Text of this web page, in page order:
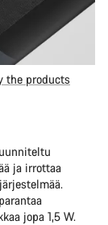
the products
ja irrottaa
jopa 1,5 W.